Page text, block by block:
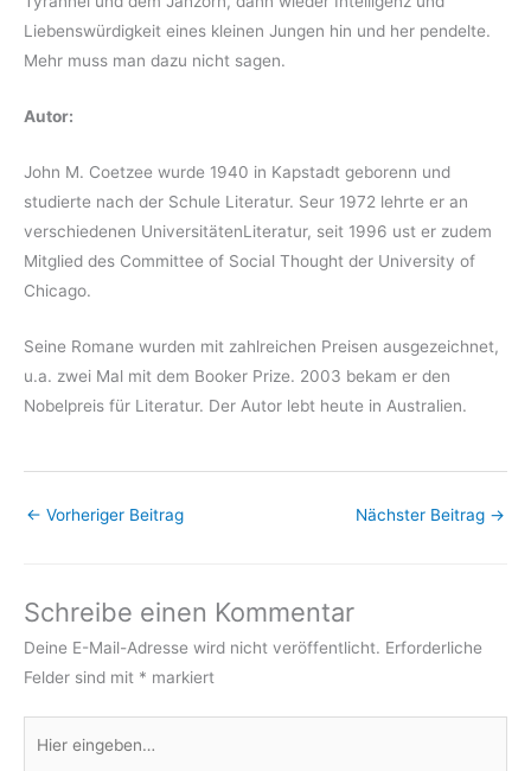
Liebenswürdigkeit eines kleinen Jungen hin und her pendelte.
Mehr muss man dazu nicht sagen.
Autor:
John M. Coetzee wurde 1940 in Kapstadt geborenn und
studierte nach der Schule Literatur. Seur 1972 lehrte er an
verschiedenen UniversitätenLiteratur, seit 1996 ust er zudem
Mitglied des Committee of Social Thought der University of
Chicago.
Seine Romane wurden mit zahlreichen Preisen ausgezeichnet,
u.a. zwei Mal mit dem Booker Prize. 2003 bekam er den
Nobelpreis für Literatur. Der Autor lebt heute in Australien.
← Vorheriger Beitrag Nächster Beitrag →
Schreibe einen Kommentar
Deine E-Mail-Adresse wird nicht veröffentlicht. Erforderliche
Felder sind mit * markiert
eingeben…